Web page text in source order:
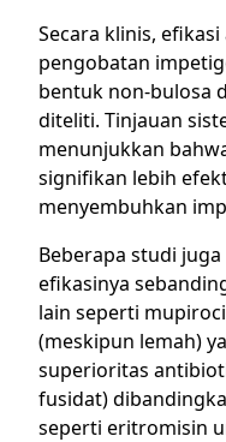
Secara klinis,
pengobatan
bentuk non-bulosa
diteliti. Tinjauan
menunjukkan
signifikan lebih
menyembuhkan
Beberapa studi
efikasinya
lain seperti
(meskipun lemah)
superioritas
fusidat)
seperti eritromisin